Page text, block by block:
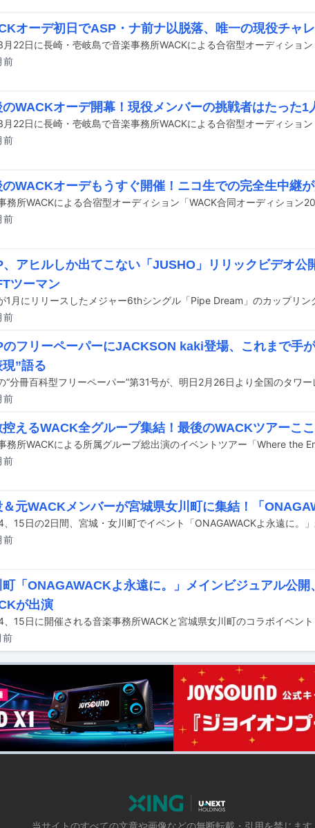
オーデ初日でASP・ナ前ナ以脱落、唯一の現役チャ
前
のWACKオーデ開幕！現役メンバーの挑戦者はたった1
前
のWACKオーデもうすぐ開催！ニコ生での完全生中継
前
、アヒルしか出てこない「JUSHO」リリックビデオ
ツーマン
前
のフリーペーパーにJACKSON kaki登場、これまで手
現”語る
前
控えるWACK全グループ集結！最後のWACKツアーこ
前
元WACKメンバーが宮城県女川町に集結！「
前
町「ONAGAWACKよ永遠に。」メインビジュアル公
が出演
前